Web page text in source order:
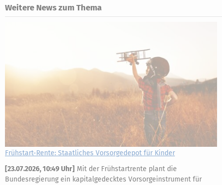
Weitere News zum Thema
Frühstart-Rente: Staatliches Vorsorgedepot für Kinder
[23.07.2026, 10:49 Uhr] Mit der Frühstartrente plant die
Bundesregierung ein kapitalgedecktes Vorsorgeinstrument für